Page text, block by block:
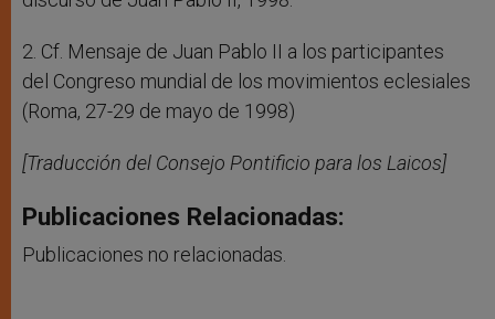
2. Cf. Mensaje de Juan Pablo II a los participantes
del Congreso mundial de los movimientos eclesiales
(Roma, 27-29 de mayo de 1998)
[Traducción del Consejo Pontificio para los Laicos]
Publicaciones Relacionadas:
Publicaciones no relacionadas.